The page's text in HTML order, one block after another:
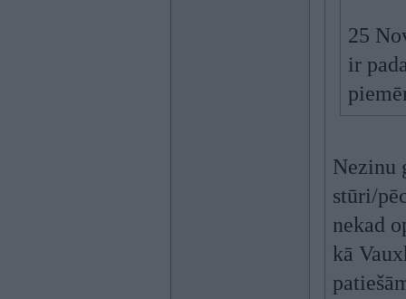
25
ir
Nezinu
stūri/
nekad
kā